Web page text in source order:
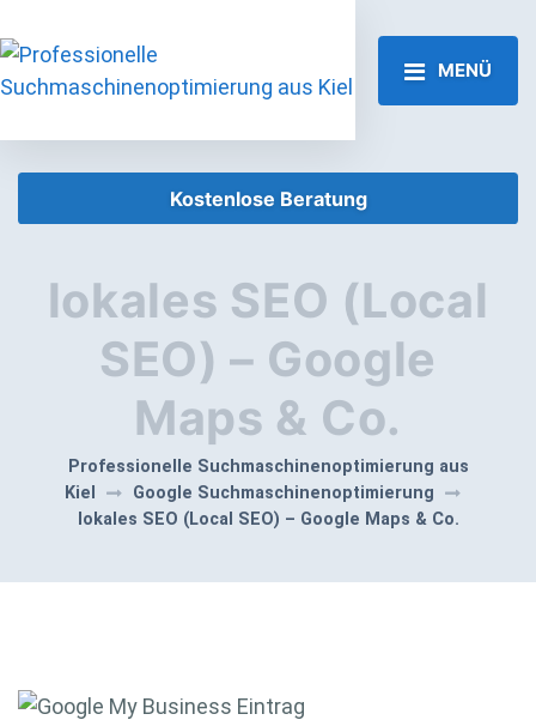
MENÜ
Kostenlose Beratung
lokales SEO (Local
SEO) – Google
Maps & Co.
Professionelle Suchmaschinenoptimierung aus
Kiel
Google Suchmaschinenoptimierung
lokales SEO (Local SEO) – Google Maps & Co.